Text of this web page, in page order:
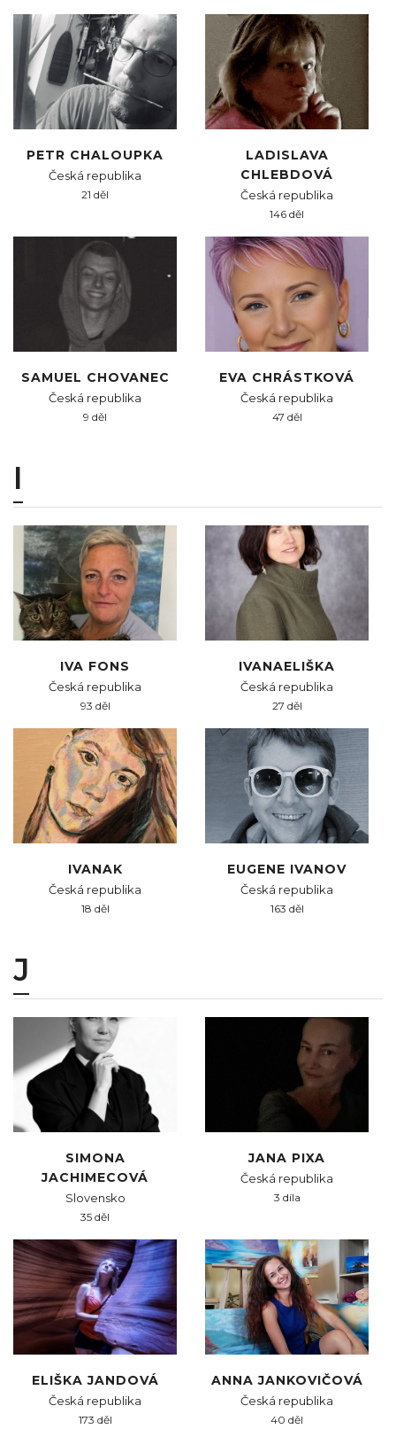
PETR CHALOUPKA
Česká republika
21 děl
LADISLAVA
CHLEBDOVÁ
Česká republika
146 děl
SAMUEL CHOVANEC
Česká republika
9 děl
EVA CHRÁSTKOVÁ
Česká republika
47 děl
I
IVA FONS
Česká republika
93 děl
IVANAELIŠKA
Česká republika
27 děl
IVANAK
Česká republika
18 děl
EUGENE IVANOV
Česká republika
163 děl
J
SIMONA
JACHIMECOVÁ
Slovensko
35 děl
JANA PIXA
Česká republika
3 díla
ELIŠKA JANDOVÁ
Česká republika
173 děl
ANNA JANKOVIČOVÁ
Česká republika
40 děl